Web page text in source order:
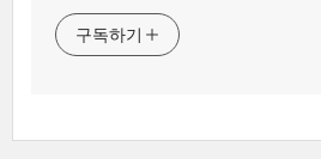
구독하기